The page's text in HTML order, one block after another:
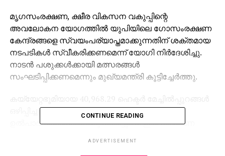
മൃഗസംരക്ഷണ, ക്ഷീര വികസന വകുപ്പിന്റെ
അവലോകന യോഗത്തില്‍ യുപിയിലെ ഗോസംരക്ഷണ
കേന്ദ്രങ്ങളെ സ്വയംപര്യാപ്തമാക്കുന്നതിന് ശക്തമായ
നടപടികള്‍ സ്വീകരിക്കണമെന്ന് യോഗി നിര്‍ദേശിച്ചു.
നാടന്‍ പശുക്കള്‍ക്കായി മത്സരങ്ങള്‍
സംഘടിപ്പിക്കണമെന്നും മുഖ്യമന്ത്രി കൂട്ടിച്ചേര്‍ത്തു.
ഒഴിപ്പിച്ചു. 12,168.78 ഹെക്ടര്‍ ഭൂമി പച്ചപ്പുല്ല്
ഉല്‍പാദനത്തിനായി ഒരുക്കിയിട്ടുണ്ട്. ഇത് ഗ്രാമീണ
CONTINUE READING
ADVERTISEMENT